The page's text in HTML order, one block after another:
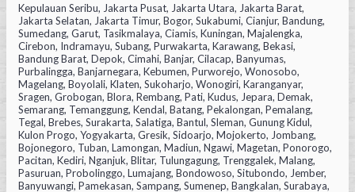
Kepulauan Seribu, Jakarta Pusat, Jakarta Utara, Jakarta Barat,
Jakarta Selatan, Jakarta Timur, Bogor, Sukabumi, Cianjur, Bandung,
Sumedang, Garut, Tasikmalaya, Ciamis, Kuningan, Majalengka,
Cirebon, Indramayu, Subang, Purwakarta, Karawang, Bekasi,
Bandung Barat, Depok, Cimahi, Banjar, Cilacap, Banyumas,
Purbalingga, Banjarnegara, Kebumen, Purworejo, Wonosobo,
Magelang, Boyolali, Klaten, Sukoharjo, Wonogiri, Karanganyar,
Sragen, Grobogan, Blora, Rembang, Pati, Kudus, Jepara, Demak,
Semarang, Temanggung, Kendal, Batang, Pekalongan, Pemalang,
Tegal, Brebes, Surakarta, Salatiga, Bantul, Sleman, Gunung Kidul,
Kulon Progo, Yogyakarta, Gresik, Sidoarjo, Mojokerto, Jombang,
Bojonegoro, Tuban, Lamongan, Madiun, Ngawi, Magetan, Ponorogo,
Pacitan, Kediri, Nganjuk, Blitar, Tulungagung, Trenggalek, Malang,
Pasuruan, Probolinggo, Lumajang, Bondowoso, Situbondo, Jember,
Banyuwangi, Pamekasan, Sampang, Sumenep, Bangkalan, Surabaya,